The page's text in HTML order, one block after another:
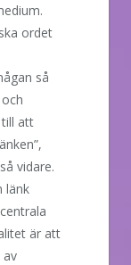
ordet
så
till att
vidare.
länk
är att
av